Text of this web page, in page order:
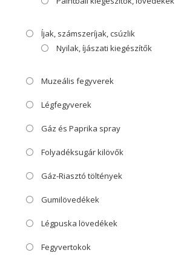
Íjak, számszeríjak, csúzlik
Nyilak, íjászati kiegészítők
Muzeális fegyverek
Légfegyverek
Gáz és Paprika spray
Folyadéksugár kilövők
Gáz-Riasztó töltények
Gumilövedékek
Légpuska lövedékek
Fegyvertokok